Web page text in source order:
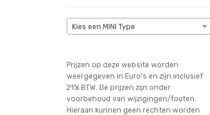
Kies een MINI Type
Prijzen op deze website worden
weergegeven in Euro’s en zijn inclusief
21% BTW. De prijzen zijn onder
voorbehoud van wijzigingen/fouten.
Hieraan kunnen geen rechten worden